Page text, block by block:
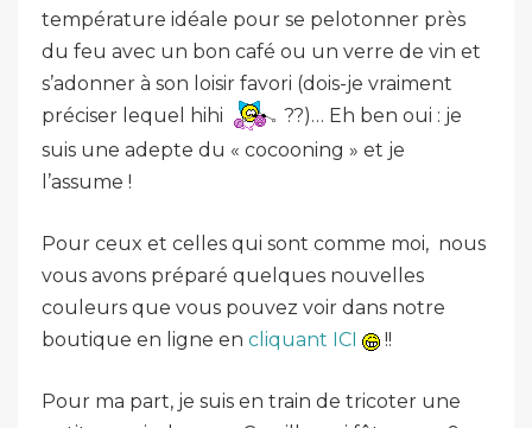
température idéale pour se pelotonner près
du feu avec un bon café ou un verre de vin et
s’adonner à son loisir favori (dois-je vraiment
préciser lequel hihi
??)… Eh ben oui : je
suis une adepte du « cocooning » et je
l’assume !
Pour ceux et celles qui sont comme moi, nous
vous avons préparé quelques nouvelles
couleurs que vous pouvez voir dans notre
boutique en ligne en cliquant ICI !!
Pour ma part, je suis en train de tricoter une